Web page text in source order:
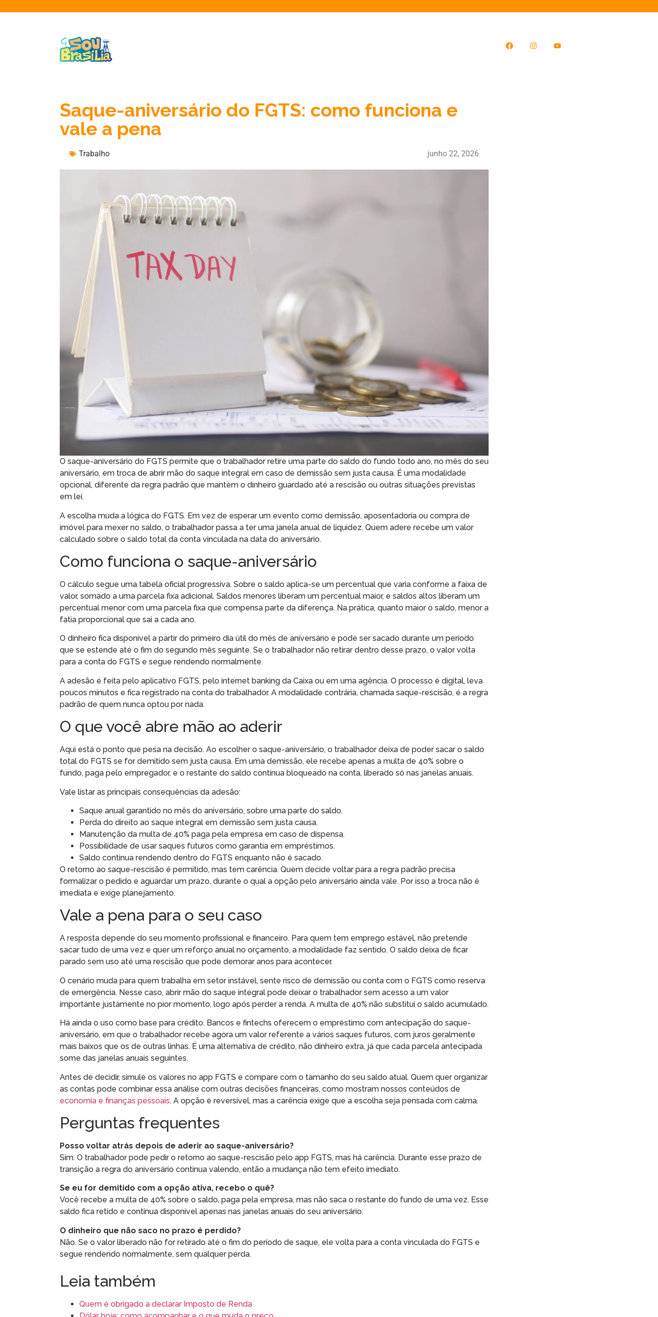
Saque-aniversário do FGTS: como funciona e
vale a pena
Trabalho junho 22, 2026
O saque-aniversário do FGTS permite que o trabalhador retire uma parte do saldo do fundo todo ano, no mês do seu
aniversário, em troca de abrir mão do saque integral em caso de demissão sem justa causa. É uma modalidade
opcional, diferente da regra padrão que mantém o dinheiro guardado até a rescisão ou outras situações previstas
em lei.
A escolha muda a lógica do FGTS. Em vez de esperar um evento como demissão, aposentadoria ou compra de
imóvel para mexer no saldo, o trabalhador passa a ter uma janela anual de liquidez. Quem adere recebe um valor
calculado sobre o saldo total da conta vinculada na data do aniversário.
Como funciona o saque-aniversário
O cálculo segue uma tabela oficial progressiva. Sobre o saldo aplica-se um percentual que varia conforme a faixa de
valor, somado a uma parcela fixa adicional. Saldos menores liberam um percentual maior, e saldos altos liberam um
percentual menor com uma parcela fixa que compensa parte da diferença. Na prática, quanto maior o saldo, menor a
fatia proporcional que sai a cada ano.
O dinheiro fica disponível a partir do primeiro dia útil do mês de aniversário e pode ser sacado durante um período
que se estende até o fim do segundo mês seguinte. Se o trabalhador não retirar dentro desse prazo, o valor volta
para a conta do FGTS e segue rendendo normalmente.
A adesão é feita pelo aplicativo FGTS, pelo internet banking da Caixa ou em uma agência. O processo é digital, leva
poucos minutos e fica registrado na conta do trabalhador. A modalidade contrária, chamada saque-rescisão, é a regra
padrão de quem nunca optou por nada.
O que você abre mão ao aderir
Aqui está o ponto que pesa na decisão. Ao escolher o saque-aniversário, o trabalhador deixa de poder sacar o saldo
total do FGTS se for demitido sem justa causa. Em uma demissão, ele recebe apenas a multa de 40% sobre o
fundo, paga pelo empregador, e o restante do saldo continua bloqueado na conta, liberado só nas janelas anuais.
Vale listar as principais consequências da adesão:
Saque anual garantido no mês do aniversário, sobre uma parte do saldo.
Perda do direito ao saque integral em demissão sem justa causa.
Manutenção da multa de 40% paga pela empresa em caso de dispensa.
Possibilidade de usar saques futuros como garantia em empréstimos.
Saldo continua rendendo dentro do FGTS enquanto não é sacado.
O retorno ao saque-rescisão é permitido, mas tem carência. Quem decide voltar para a regra padrão precisa
formalizar o pedido e aguardar um prazo, durante o qual a opção pelo aniversário ainda vale. Por isso a troca não é
imediata e exige planejamento.
Vale a pena para o seu caso
A resposta depende do seu momento profissional e financeiro. Para quem tem emprego estável, não pretende
sacar tudo de uma vez e quer um reforço anual no orçamento, a modalidade faz sentido. O saldo deixa de ficar
parado sem uso até uma rescisão que pode demorar anos para acontecer.
O cenário muda para quem trabalha em setor instável, sente risco de demissão ou conta com o FGTS como reserva
de emergência. Nesse caso, abrir mão do saque integral pode deixar o trabalhador sem acesso a um valor
importante justamente no pior momento, logo após perder a renda. A multa de 40% não substitui o saldo acumulado.
Há ainda o uso como base para crédito. Bancos e fintechs oferecem o empréstimo com antecipação do saque-
aniversário, em que o trabalhador recebe agora um valor referente a vários saques futuros, com juros geralmente
mais baixos que os de outras linhas. É uma alternativa de crédito, não dinheiro extra, já que cada parcela antecipada
some das janelas anuais seguintes.
Antes de decidir, simule os valores no app FGTS e compare com o tamanho do seu saldo atual. Quem quer organizar
as contas pode combinar essa análise com outras decisões financeiras, como mostram nossos conteúdos de
economia e finanças pessoais. A opção é reversível, mas a carência exige que a escolha seja pensada com calma.
Perguntas frequentes
Posso voltar atrás depois de aderir ao saque-aniversário?
Sim. O trabalhador pode pedir o retorno ao saque-rescisão pelo app FGTS, mas há carência. Durante esse prazo de
transição a regra do aniversário continua valendo, então a mudança não tem efeito imediato.
Se eu for demitido com a opção ativa, recebo o quê?
Você recebe a multa de 40% sobre o saldo, paga pela empresa, mas não saca o restante do fundo de uma vez. Esse
saldo fica retido e continua disponível apenas nas janelas anuais do seu aniversário.
O dinheiro que não saco no prazo é perdido?
Não. Se o valor liberado não for retirado até o fim do período de saque, ele volta para a conta vinculada do FGTS e
segue rendendo normalmente, sem qualquer perda.
Leia também
Quem é obrigado a declarar Imposto de Renda